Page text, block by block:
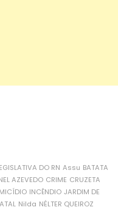
DO RN Assu BATATA
AZEVEDO CRIME CRUZETA
INCÊNDIO JARDIM DE
Nilda NÉLTER QUEIROZ